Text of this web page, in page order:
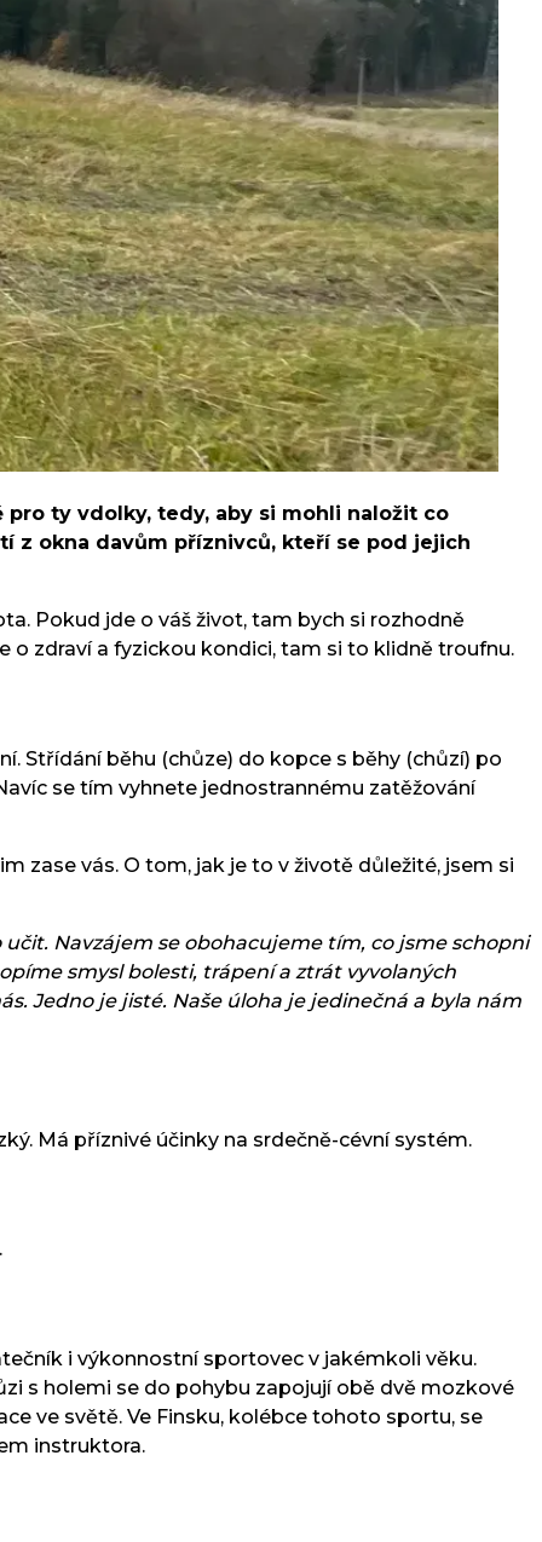
ty vdolky, tedy, aby si mohli naložit co
z okna davům příznivců, kteří se pod jejich
Pokud jde o váš život, tam bych si rozhodně
o zdraví a fyzickou kondici, tam si to klidně troufnu.
Střídání běhu (chůze) do kopce s běhy (chůzí) po
se tím vyhnete jednostrannému zatěžování
zase vás. O tom, jak je to v životě důležité, jsem si
Navzájem se obohacujeme tím, co jsme schopni
smysl bolesti, trápení a ztrát vyvolaných
Jedno je jisté. Naše úloha je jedinečná a byla nám
Má příznivé účinky na srdečně-cévní systém.
i výkonnostní sportovec v jakémkoli věku.
s holemi se do pohybu zapojují obě dvě mozkové
ve světě. Ve Finsku, kolébce tohoto sportu, se
instruktora.